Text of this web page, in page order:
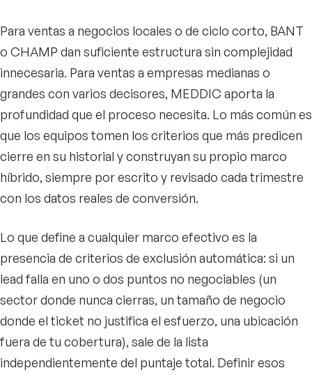
Para ventas a negocios locales o de ciclo corto, BANT
o CHAMP dan suficiente estructura sin complejidad
innecesaria. Para ventas a empresas medianas o
grandes con varios decisores, MEDDIC aporta la
profundidad que el proceso necesita. Lo más común es
que los equipos tomen los criterios que más predicen
cierre en su historial y construyan su propio marco
híbrido, siempre por escrito y revisado cada trimestre
con los datos reales de conversión.
Lo que define a cualquier marco efectivo es la
presencia de criterios de exclusión automática: si un
lead falla en uno o dos puntos no negociables (un
sector donde nunca cierras, un tamaño de negocio
donde el ticket no justifica el esfuerzo, una ubicación
fuera de tu cobertura), sale de la lista
independientemente del puntaje total. Definir esos